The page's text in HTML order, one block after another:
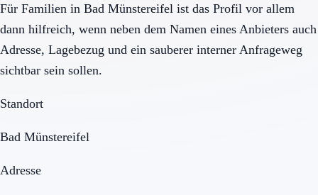
Für Familien in Bad Münstereifel ist das Profil vor allem
dann hilfreich, wenn neben dem Namen eines Anbieters auch
Adresse, Lagebezug und ein sauberer interner Anfrageweg
sichtbar sein sollen.
Standort
Bad Münstereifel
Adresse